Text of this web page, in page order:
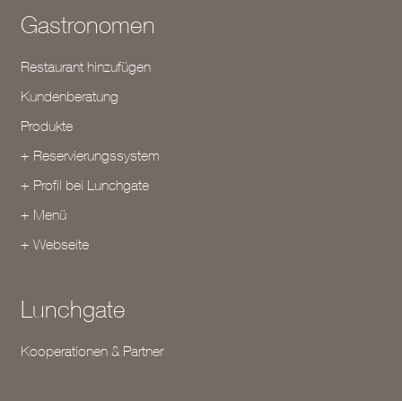
Gastronomen
Restaurant hinzufügen
Kundenberatung
Produkte
+ Reservierungssystem
+ Profil bei Lunchgate
+ Menü
+ Webseite
Lunchgate
Kooperationen & Partner